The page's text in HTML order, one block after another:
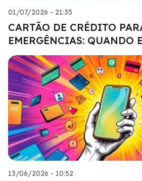
01/07/2026 - 21:35
CARTÃO DE CRÉDITO
EMERGÊNCIAS: QUANDO
13/06/2026 - 10:52